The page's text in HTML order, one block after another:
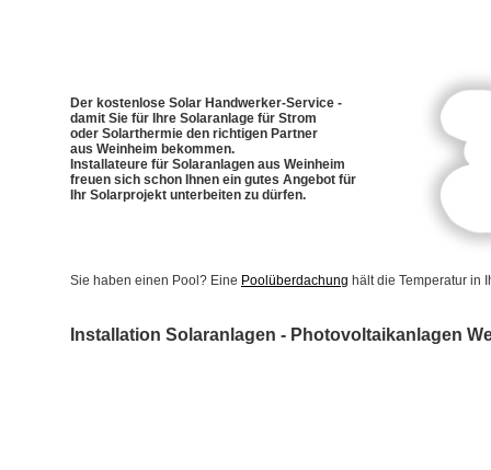
Der kostenlose Solar Handwerker-Service -
damit Sie für Ihre Solaranlage für Strom
oder Solarthermie den richtigen Partner
aus Weinheim bekommen.
Installateure für Solaranlagen aus Weinheim
freuen sich schon Ihnen ein gutes Angebot für
Ihr Solarprojekt unterbeiten zu dürfen.
Sie haben einen Pool? Eine Poolüberdachung hält die Temperatur in
Installation Solaranlagen - Photovoltaikanlagen